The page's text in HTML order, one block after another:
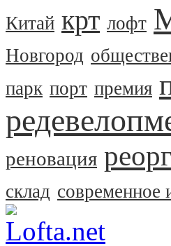
Китай крт лофт
Новгород
парк порт премия
реновация
склад современное